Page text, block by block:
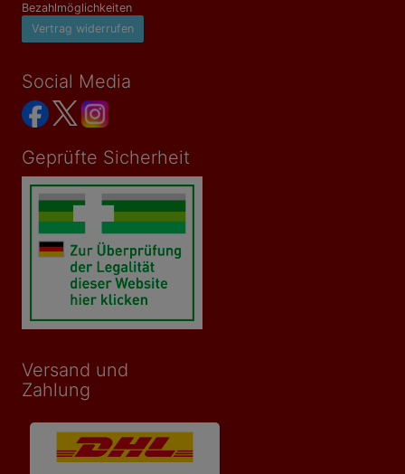
Bezahlmöglichkeiten
Vertrag widerrufen
Social Media
Geprüfte Sicherheit
Versand und
Zahlung